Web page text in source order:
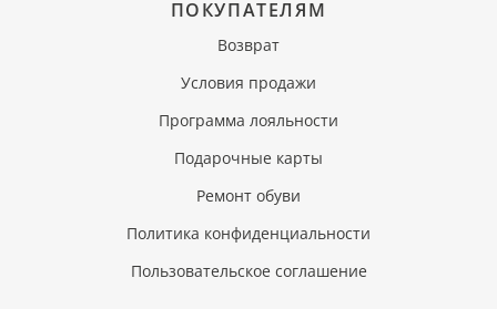
ПОКУПАТЕЛЯМ
Возврат
Условия продажи
Программа лояльности
Подарочные карты
Ремонт обуви
Политика конфиденциальности
Пользовательское соглашение